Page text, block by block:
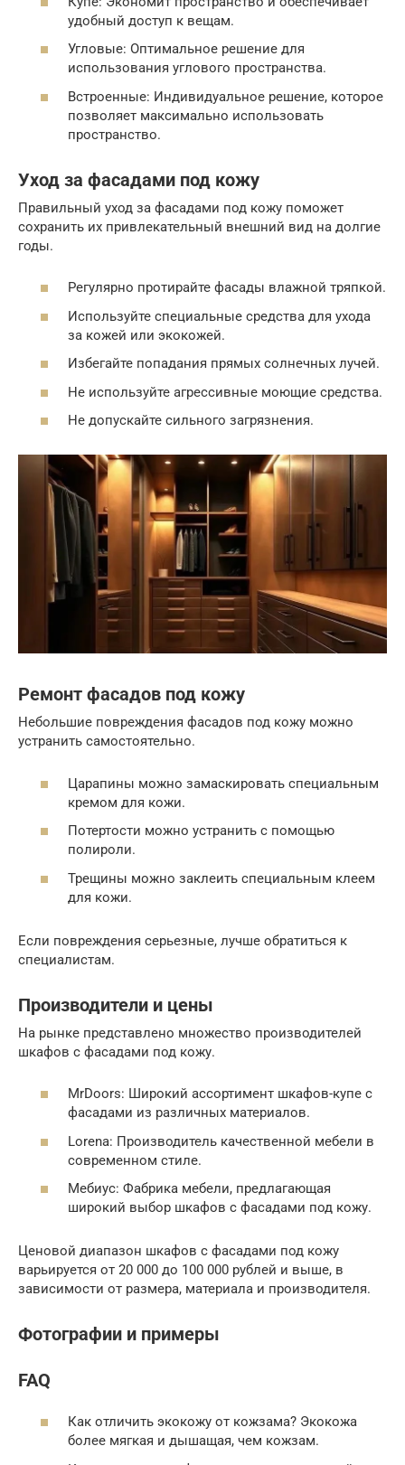
удобный доступ к вещам.
Угловые: Оптимальное решение для
использования углового пространства.
Встроенные: Индивидуальное решение, которое
позволяет максимально использовать
пространство.
Уход за фасадами под кожу
Правильный уход за фасадами под кожу поможет
сохранить их привлекательный внешний вид на долгие
годы.
Регулярно протирайте фасады влажной тряпкой.
Используйте специальные средства для ухода
за кожей или экокожей.
Избегайте попадания прямых солнечных лучей.
Не используйте агрессивные моющие средства.
Не допускайте сильного загрязнения.
Ремонт фасадов под кожу
Небольшие повреждения фасадов под кожу можно
устранить самостоятельно.
Царапины можно замаскировать специальным
кремом для кожи.
Потертости можно устранить с помощью
полироли.
Трещины можно заклеить специальным клеем
для кожи.
Если повреждения серьезные, лучше обратиться к
специалистам.
Производители и цены
На рынке представлено множество производителей
шкафов с фасадами под кожу.
MrDoors: Широкий ассортимент шкафов-купе с
фасадами из различных материалов.
Lorena: Производитель качественной мебели в
современном стиле.
Мебиус: Фабрика мебели, предлагающая
широкий выбор шкафов с фасадами под кожу.
Ценовой диапазон шкафов с фасадами под кожу
варьируется от 20 000 до 100 000 рублей и выше, в
зависимости от размера, материала и производителя.
Фотографии и примеры
FAQ
Как отличить экокожу от кожзама? Экокожа
более мягкая и дышащая, чем кожзам.